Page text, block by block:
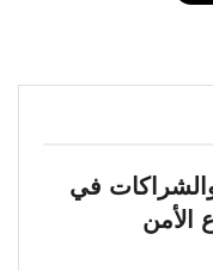
والشراكات في
الأمن